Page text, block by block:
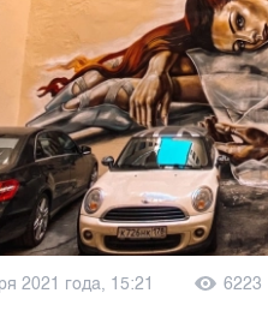
2021 года, 15:21 6223